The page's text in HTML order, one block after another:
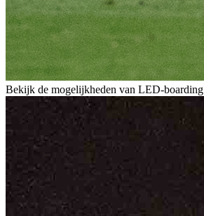
Bekijk de mogelijkheden van LED-boarding